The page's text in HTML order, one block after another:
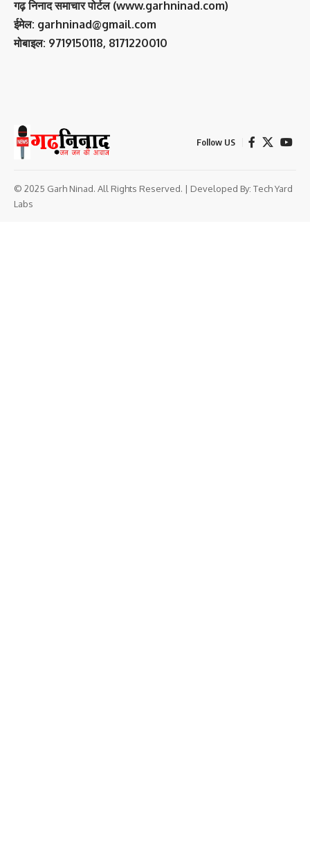
गढ़ निनाद समाचार पोर्टल (www.garhninad.com)
ईमेल: garhninad@gmail.com
मोबाइल: 9719150118, 8171220010
Follow US
© 2025 Garh Ninad. All Rights Reserved. | Developed By: Tech Yard
Labs